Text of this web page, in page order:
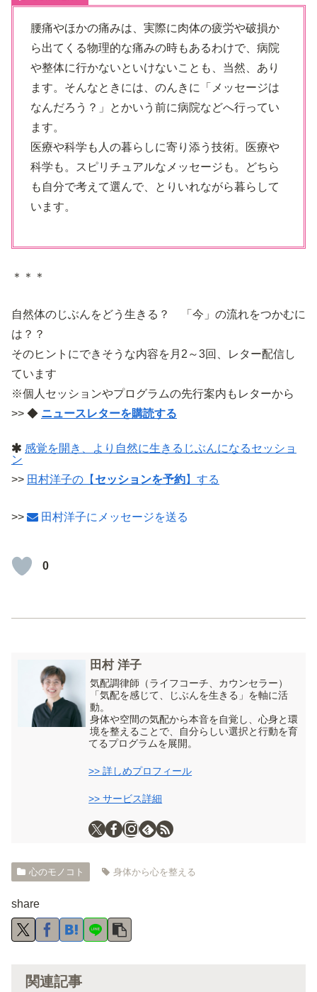
腰痛やほかの痛みは、実際に肉体の疲労や破損か
ら出てくる物理的な痛みの時もあるわけで、病院
や整体に行かないといけないことも、当然、あり
ます。そんなときには、のんきに「メッセージは
なんだろう？」とかいう前に病院などへ行ってい
ます。
医療や科学も人の暮らしに寄り添う技術。医療や
科学も。スピリチュアルなメッセージも。どちら
も自分で考えて選んで、とりいれながら暮らして
います。
＊＊＊
自然体のじぶんをどう生きる？ 「今」の流れをつかむに
は？？
そのヒントにできそうな内容を月2～3回、レター配信し
ています
※個人セッションやプログラムの先行案内もレターから
>> ◆ ニュースレターを購読する
感覚を開き、より自然に生きるじぶんになるセッショ
ン
>> 田村洋子の【 セッションを予約】する
>> 田村洋子にメッセージを送る
0
田村 洋子
気配調律師（ライフコーチ、カウンセラー）
「気配を感じて、じぶんを生きる」を軸に活
動。
身体や空間の気配から本音を自覚し、心身と環
境を整えることで、自分らしい選択と行動を育
てるプログラムを展開。
>> 詳しめプロフィール
>> サービス詳細
心のモノコト 身体から心を整える
share
関連記事